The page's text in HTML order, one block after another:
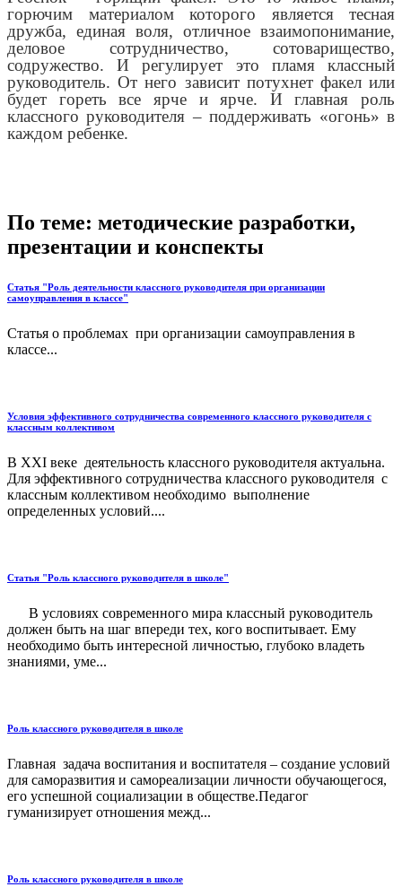
горючим материалом которого является тесная
дружба, единая воля, отличное взаимопонимание,
деловое сотрудничество, сотоварищество,
содружество. И регулирует это пламя классный
руководитель. От него зависит потухнет факел или
будет гореть все ярче и ярче. И главная роль
классного руководителя – поддерживать «огонь» в
каждом ребенке.
По теме: методические разработки,
презентации и конспекты
Статья "Роль деятельности классного руководителя при организации
самоуправления в классе"
Статья о проблемах при организации самоуправления в
классе...
Условия эффективного сотрудничества современного классного руководителя с
классным коллективом
В XXI веке деятельность классного руководителя актуальна.
Для эффективного сотрудничества классного руководителя с
классным коллективом необходимо выполнение
определенных условий....
Статья "Роль классного руководителя в школе"
В условиях современного мира классный руководитель
должен быть на шаг впереди тех, кого воспитывает. Ему
необходимо быть интересной личностью, глубоко владеть
знаниями, уме...
Роль классного руководителя в школе
Главная задача воспитания и воспитателя – создание условий
для саморазвития и самореализации личности обучающегося,
его успешной социализации в обществе.Педагог
гуманизирует отношения межд...
Роль классного руководителя в школе